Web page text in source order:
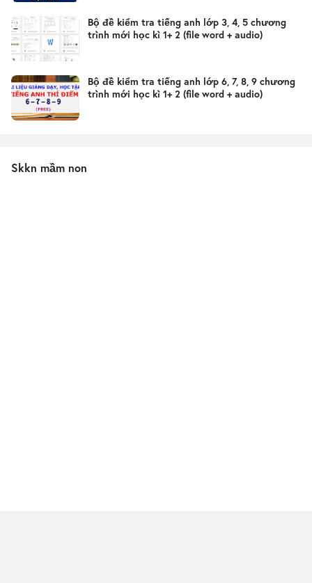
Bộ đề kiểm tra tiếng anh lớp 3, 4, 5 chương
trình mới học kì 1+ 2 (file word + audio)
Bộ đề kiểm tra tiếng anh lớp 6, 7, 8, 9 chương
trình mới học kì 1+ 2 (file word + audio)
Skkn mầm non